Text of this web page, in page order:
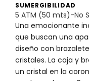
SUMERGIBILIDAD
5 ATM (50 mts)-No
Una emocionante
que buscan una
diseño con
cristales. La caja y
un cristal en la